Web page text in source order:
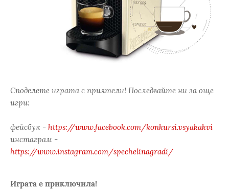
Споделете играта с приятели! Последвайте ни за още
игри:
фейсбук - https://www.facebook.com/konkursi.vsyakakvi
инстаграм -
https://www.instagram.com/spechelinagradi/
Играта е приключила!